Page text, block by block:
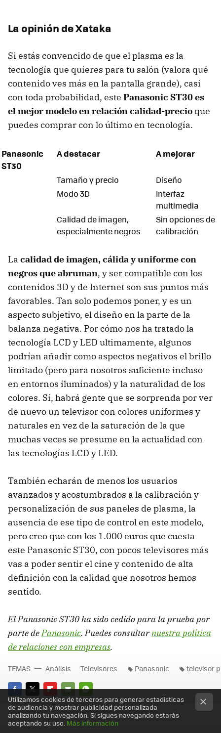
La opinión de Xataka
Si estás convencido de que el plasma es la
tecnología que quieres para tu salón (valora qué
contenido ves más en la pantalla grande), casi
con toda probabilidad, este Panasonic ST30 es
el mejor modelo en relación calidad-precio que
puedes comprar con lo último en tecnología.
Panasonic
ST30
A destacar A mejorar
Tamaño y precio
Diseño
Modo 3D
Interfaz
multimedia
Calidad de imagen,
especialmente negros
Sin opciones de
calibración
La calidad de imagen, cálida y uniforme con
negros que abruman, y ser compatible con los
contenidos 3D y de Internet son sus puntos más
favorables. Tan solo podemos poner, y es un
aspecto subjetivo, el diseño en la parte de la
balanza negativa. Por cómo nos ha tratado la
tecnología LCD y LED ultimamente, algunos
podrían añadir como aspectos negativos el brillo
limitado (pero para nosotros suficiente incluso
en entornos iluminados) y la naturalidad de los
colores. Sí, habrá gente que se sorprenda por ver
de nuevo un televisor con colores uniformes y
naturales en vez de la saturación de la que
muchas veces se presume en la actualidad con
las tecnologías LCD y LED.
También echarán de menos los usuarios
avanzados y acostumbrados a la calibración y
personalización de sus paneles de plasma, la
ausencia de ese tipo de control en este modelo,
pero creo que con los 1.000 euros que cuesta
este Panasonic ST30, con pocos televisores más
vas a poder sentir el cine y contenido de alta
definición con la calidad que nosotros hemos
sentido.
El Panasonic ST30 ha sido cedido para la prueba por
parte dePanasonic. Puedes consultarnuestra política
de relaciones con empresas.
FACEBOOKTWITTERFLIPBOARD
E-
MAIL
WHATSAPP
TEMAS Análisis Televisores Panasonic televisor
Utilizamos cookies de terceros para generar estadísticas
de audiencia y mostrar publicidad personalizada
analizando tu navegación. Si sigues navegando estarás
aceptando su uso. Más información